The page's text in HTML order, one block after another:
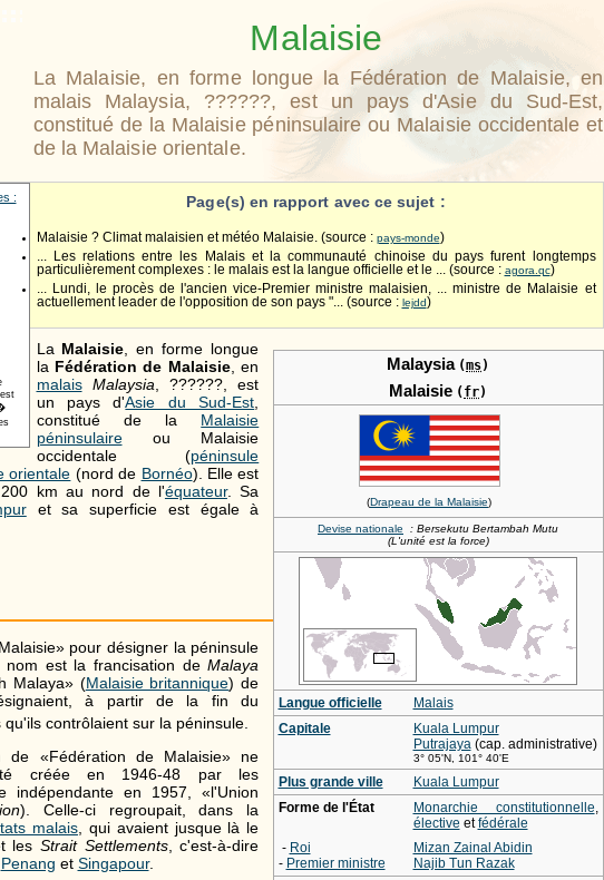
Malaisie
La Malaisie, en forme longue la Fédération de Malaisie, en
malais Malaysia, ??????, est un pays d'Asie du Sud-Est,
constitué de la Malaisie péninsulaire ou Malaisie occidentale et
de la Malaisie orientale.
: Page(s) en rapport avec ce sujet :
Malaisie ? Climat malaisien et météo Malaisie. (source : pays-monde)
... Les relations entre les Malais et la communauté chinoise du pays furent longtemps
particulièrement complexes : le malais est la langue officielle et le ... (source : agora.qc)
... Lundi, le procès de l'ancien vice-Premier ministre malaisien, ... ministre de Malaisie et
actuellement leader de l'opposition de son pays "... (source : lejdd )
Malaysia (ms)
Malaisie ( fr)
(Drapeau de la Malaisie)
Devise nationale
: Bersekutu Bertambah Mutu
(L'unité est la force)
Langue officielle
Malais
Capitale
Kuala Lumpur
Putrajaya(cap. administrative)
3° 05'N, 101° 40'E
Plus grande ville
Kuala Lumpur
Forme de l'État
Monarchie constitutionnelle,
élective etfédérale
- Roi
- Premier ministre
Mizan Zainal Abidin
Najib Tun Razak
La Malaisie , en forme longue
la Fédération de Malaisie, en
malais Malaysia ,?????? , est
un pays d'Asie du Sud-Est
constitué de la Malaisie
péninsulaireou Malaisie
occidentale (péninsule
orientale (nord de Bornéo). Elle est
200 km au nord de l'équateur. Sa
et sa superficie est égale à
pour désigner la péninsule
nom est la francisation deMalaya
Malaya» (Malaisie britannique) de
à partir de la fin du
contrôlaient sur la péninsule.
de «Fédération de Malaisie» ne
créée en 1946-48 par les
indépendante en 1957, «l'Union
). Celle-ci regroupait, dans la
malais, qui avaient jusque là le
les Strait Settlements, c'est-à-dire
Penang et Singapour.